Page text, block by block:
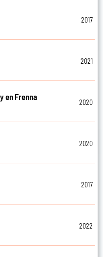
2017
2021
en Frenna
2020
2020
2017
2022